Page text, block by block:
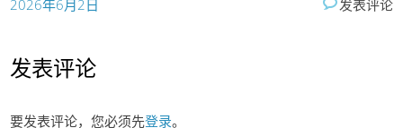
2026年6月2日 发表评论
发表评论
要发表评论，您必须先登录。